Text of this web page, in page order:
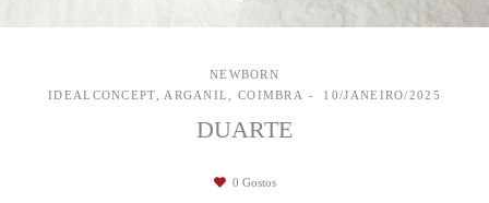
NEWBORN
IDEALCONCEPT, ARGANIL, COIMBRA
10/JANEIRO/2025
DUARTE
0 Gostos